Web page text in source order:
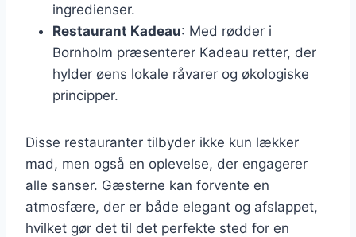
ingredienser.
Restaurant Kadeau: Med rødder i
Bornholm præsenterer Kadeau retter, der
hylder øens lokale råvarer og økologiske
principper.
Disse restauranter tilbyder ikke kun lækker
mad, men også en oplevelse, der engagerer
alle sanser. Gæsterne kan forvente en
atmosfære, der er både elegant og afslappet,
hvilket gør det til det perfekte sted for en